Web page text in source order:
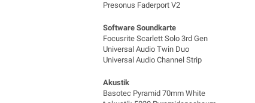
Presonus Faderport V2
Software Soundkarte
Focusrite Scarlett Solo 3rd Gen
Universal Audio Twin Duo
Universal Audio Channel Strip
Akustik
Basotec Pyramid 70mm White